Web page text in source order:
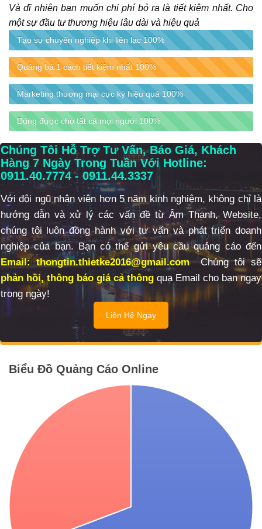
Và dĩ nhiên bạn muốn chi phí bỏ ra là tiết kiệm nhất. Cho
một sự đầu tư thương hiệu lâu dài và hiệu quả
Tạo sự chuyên nghiệp khi liên lạc 100%
Quảng bá 1 cách tiết kiệm nhất100%
Marketing thương mại cực kỳ hiệu quả100%
Dùng được cho tất cả mọi người 100%
Chúng Tôi Hỗ Trợ Tư Vấn, Báo Giá, Khách
Hàng 7 Ngày Trong Tuần Với Hotline:
0911.40.7774 - 0911.44.3337
Với đội ngũ nhân viên hơn 5 năm kinh nghiệm, không chỉ là
hướng dẫn và xử lý các vấn đề từ Âm Thanh, Website,
chúng tôi luôn đồng hành với tư vấn và phát triển doanh
nghiệp của bạn.Bạn có thể gửi yêu cầu quảng cáo đến
Email: thongtin.thietke2016@gmail.comChúng tôi sẽ
phản hồi, thông báo giá cả thông qua Email cho bạn ngay
trong ngày!
Liên Hệ Ngay
Biểu Đồ Quảng Cáo Online